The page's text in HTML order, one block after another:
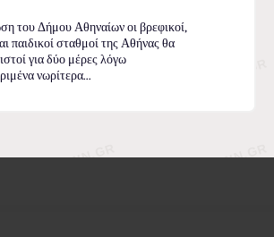
του Δήμου Αθηναίων οι βρεφικοί,
παιδικοί σταθμοί της Αθήνας θα
για δύο μέρες λόγω
νωρίτερα...